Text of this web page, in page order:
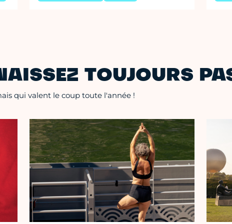
TOUJOURS
qui valent le coup toute l'année !